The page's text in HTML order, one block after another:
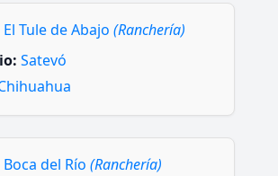
El Tule de Abajo (Ranchería)
Satevó
Boca del Río (Ranchería)